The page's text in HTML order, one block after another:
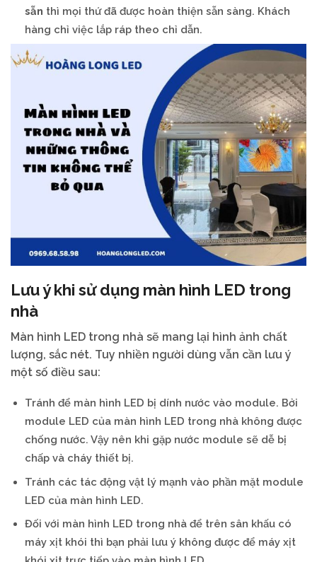
sẵn thì mọi thứ đã được hoàn thiện sẵn sàng. Khách
hàng chỉ việc lắp ráp theo chỉ dẫn.
Lưu ý khi sử dụng màn hình LED trong
nhà
Màn hình LED trong nhà sẽ mang lại hình ảnh chất
lượng, sắc nét. Tuy nhiền người dùng vẫn cần lưu ý
một số điều sau:
Tránh để màn hình LED bị dính nước vào module. Bởi
module LED của màn hình LED trong nhà không được
chống nước. Vậy nên khi gặp nước module sẽ dễ bị
chấp và cháy thiết bị.
Tránh các tác động vật lý mạnh vào phần mặt module
LED của màn hình LED.
Đối với màn hình LED trong nhà để trên sân khấu có
máy xịt khói thì bạn phải lưu ý không được để máy xịt